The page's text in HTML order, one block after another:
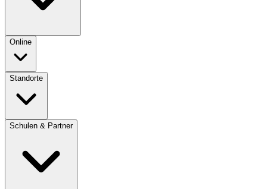
Online
Standorte
Schulen & Partner